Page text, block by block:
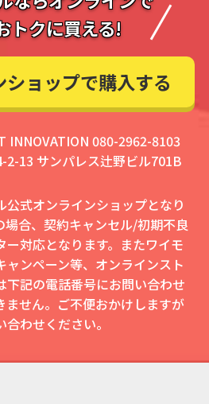
トクに買える!
ョップで購入する
INNOVATION 080-2962-8103
2-13 サンパレス辻野ビル701B
式オンラインショップとなり
合、契約キャンセル/初期不良
対応となります。またワイモ
ャンペーン等、オンラインスト
下記の電話番号にお問い合わせ
ません。ご不便おかけしますが
わせください。